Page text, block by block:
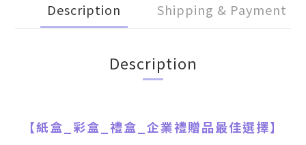
Description Shipping & Payment
Description
【紙盒_彩盒_禮盒 企業禮贈品最佳選擇】